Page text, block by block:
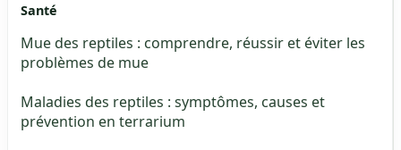
Santé
Mue des reptiles : comprendre, réussir et éviter les
problèmes de mue
Maladies des reptiles : symptômes, causes et
prévention en terrarium